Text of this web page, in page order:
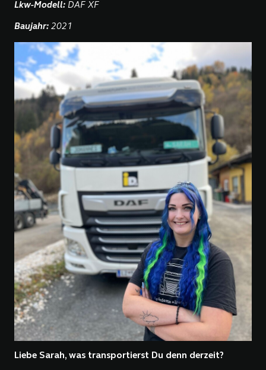
Lkw-Modell:DAF XF
Baujahr: 2021
Liebe Sarah, was transportierst Du denn derzeit?